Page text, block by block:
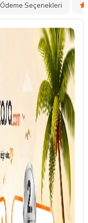
Ödeme Seçenekleri